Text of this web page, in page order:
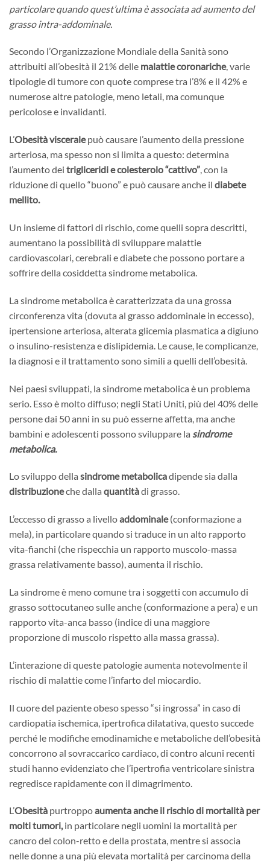
particolare quando quest’ultima è associata ad aumento del
grasso intra-addominale.
Secondo l’Organizzazione Mondiale della Sanità sono
attribuiti all’obesità il 21% delle malattie coronariche, varie
tipologie di tumore con quote comprese tra l’8% e il 42% e
numerose altre patologie, meno letali, ma comunque
pericolose e invalidanti.
L’Obesità visceralepuò causare l’aumento della pressione
arteriosa, ma spesso non si limita a questo: determina
l’aumento dei trigliceridi e colesterolo “cattivo”, con la
riduzione di quello “buono” e può causare anche il diabete
mellito.
Un insieme di fattori di rischio, come quelli sopra descritti,
aumentano la possibilità di sviluppare malattie
cardiovascolari, cerebrali e diabete che possono portare a
soffrire della cosiddetta sindrome metabolica.
La sindrome metabolica è caratterizzata da una grossa
circonferenza vita (dovuta al grasso addominale in eccesso),
ipertensione arteriosa, alterata glicemia plasmatica a digiuno
o insulino-resistenza e dislipidemia. Le cause, le complicanze,
la diagnosi e il trattamento sono simili a quelli dell’obesità.
Nei paesi sviluppati, la sindrome metabolica è un problema
serio. Esso è molto diffuso; negli Stati Uniti, più del 40% delle
persone dai 50 anni in su può esserne affetta, ma anche
bambini e adolescenti possono sviluppare la sindrome
metabolica.
Lo sviluppo della sindrome metabolicadipende sia dalla
distribuzioneche dalla quantitàdi grasso.
L’eccesso di grasso a livelloaddominale(conformazione a
mela), in particolare quando si traduce in un alto rapporto
vita-fianchi (che rispecchia un rapporto muscolo-massa
grassa relativamente basso), aumenta il rischio.
La sindrome è meno comune tra i soggetti con accumulo di
grasso sottocutaneo sulle anche (conformazione a pera) e un
rapporto vita-anca basso (indice di una maggiore
proporzione di muscolo rispetto alla massa grassa).
L’interazione di queste patologie aumenta notevolmente il
rischio di malattie come l’infarto del miocardio.
Il cuore del paziente obeso spesso “si ingrossa” in caso di
cardiopatia ischemica, ipertrofica dilatativa, questo succede
perché le modifiche emodinamiche e metaboliche dell’obesità
concorrono al sovraccarico cardiaco, di contro alcuni recenti
studi hanno evidenziato che l’ipertrofia ventricolare sinistra
regredisce rapidamente con il dimagrimento.
L’Obesità purtroppoaumenta anche il rischio di mortalità per
molti tumori,in particolare negli uomini la mortalità per
cancro del colon-retto e della prostata, mentre si associa
nelle donne a una più elevata mortalità per carcinoma della